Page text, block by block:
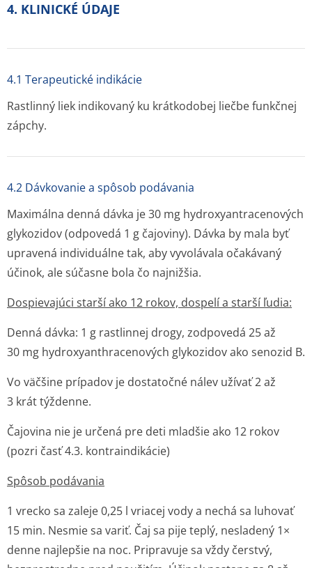
4. KLINICKÉ ÚDAJE
4.1 Terapeutické indikácie
Rastlinný liek indikovaný ku krátkodobej liečbe funkčnej
zápchy.
4.2 Dávkovanie a spôsob podávania
Maximálna denná dávka je 30 mg hydroxyantrace­nových
glykozidov (odpovedá 1 g čajoviny). Dávka by mala byť
upravená individuálne tak, aby vyvolávala očakávaný
účinok, ale súčasne bola čo najnižšia.
Dospievajúci starší ako 12 rokov, dospelí a starší ľudia:
Denná dávka: 1 g rastlinnej drogy, zodpovedá 25 až
30 mg hydroxyanthra­cenových glykozidov ako senozid B.
Vo väčšine prípadov je dostatočné nálev užívať 2 až
3 krát týždenne.
Čajovina nie je určená pre deti mladšie ako 12 rokov
(pozri časť 4.3. kontrain­dikácie)
Spôsob podávania
1 vrecko sa zaleje 0,25 l vriacej vody a nechá sa luhovať
15 min. Nesmie sa variť. Čaj sa pije teplý, nesladený 1×
denne najlepšie na noc. Pripravuje sa vždy čerstvý,